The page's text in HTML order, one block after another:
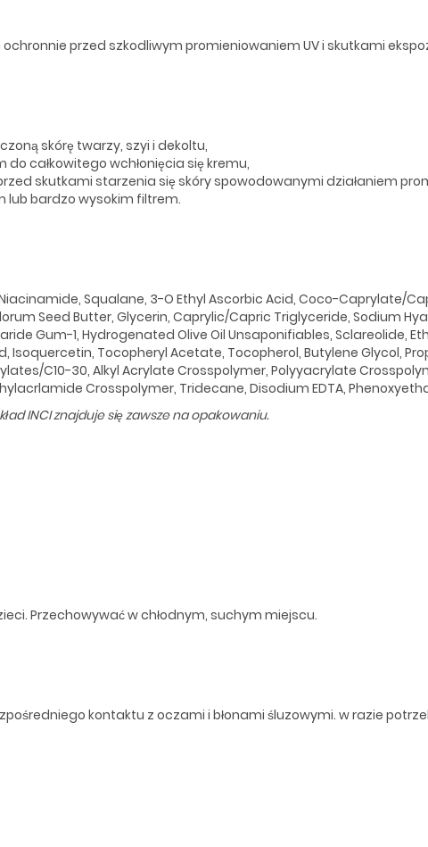
przed szkodliwym promieniowaniem UV i skutkami
skórę twarzy, szyi i dekoltu,
całkowitego wchłonięcia się kremu,
skutkami starzenia się skóry spowodowanymi działaniem
lub bardzo wysokim filtrem.
Squalane, 3-O Ethyl Ascorbic Acid, Coco-Caprylate/
Seed Butter, Glycerin, Caprylic/Capric Triglyceride, Sodium
Gum-1, Hydrogenated Olive Oil Unsaponifiables, Sclareolide,
Isoquercetin, Tocopheryl Acetate, Tocopherol, Butylene Glycol,
C10-30, Alkyl Acrylate Crosspolymer, Polyyacrylate
Crosspolymer, Tridecane, Disodium EDTA,
INCI znajduje się zawsze na opakowaniu.
Przechowywać w chłodnym, suchym miejscu.
kontaktu z oczami i błonami śluzowymi. w razie